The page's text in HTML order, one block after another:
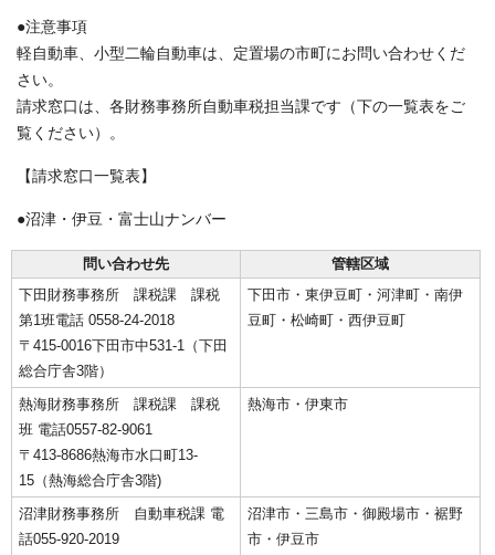
●注意事項
軽自動車、小型二輪自動車は、定置場の市町にお問い合わせくだ
さい。
請求窓口は、各財務事務所自動車税担当課です（下の一覧表をご
覧ください）。
【請求窓口一覧表】
●沼津・伊豆・富士山ナンバー
問い合わせ先
管轄区域
下田財務事務所 課税課 課税
第1班電話 0558-24-2018
〒415-0016下田市中531-1（下田
総合庁舎3階）
下田市・東伊豆町・河津町・南伊
豆町・松崎町・西伊豆町
熱海財務事務所 課税課 課税
班 電話0557-82-9061
〒413-8686熱海市水口町13-
15（熱海総合庁舎3階)
熱海市・伊東市
沼津財務事務所 自動車税課 電
話055-920-2019
沼津市・三島市・御殿場市・裾野
市・伊豆市